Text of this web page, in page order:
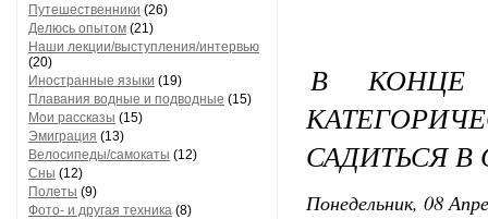
Путешественники (26)
Делюсь опытом (21)
Наши лекции/выступления/интервью
(20)
Иностранные языки (19)
Плавания водные и подводные (15)
Мои рассказы (15)
Эмиграция (13)
Велосипеды/самокаты (12)
Сны (12)
Полеты (9)
Фото- и другая техника (8)
В КОНЦЕ
САДИТЬСЯ
Понедельник, 08